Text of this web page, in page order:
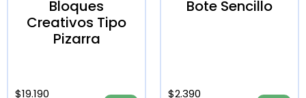
Bloques
Creativos Tipo
Pizarra
$19.190
Bote Sencillo
$2.390